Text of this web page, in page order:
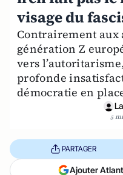
visage du
Contrairement aux
génération Z
vers
profonde
démocratie en
5
PARTAGER
Ajouter